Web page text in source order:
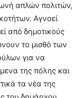
απλών πολιτών,
Αγνοεί
από δημοτικούς
το μισθό των
για να
της πόλης και
τα νέα της